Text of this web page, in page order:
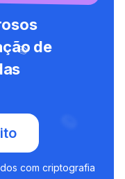
de
com criptografia